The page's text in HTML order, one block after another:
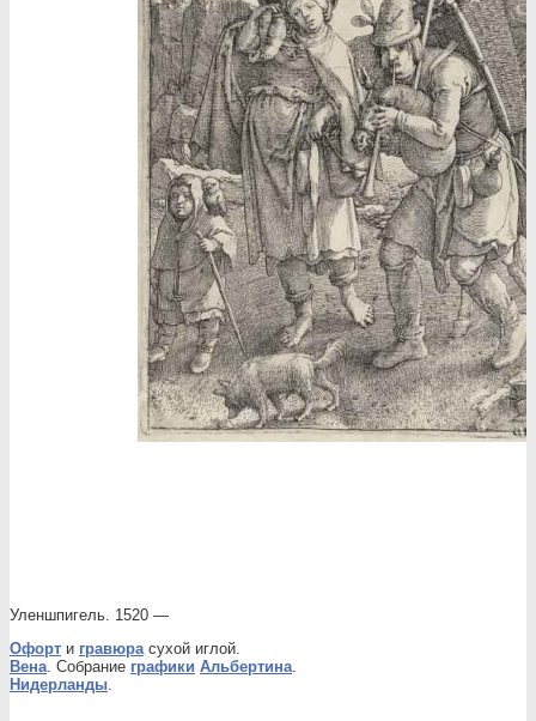
Уленшпигель. 1520 —
Офорт и гравюрасухой иглой.
Вена. Собрание графики Альбертина.
Нидерланды.